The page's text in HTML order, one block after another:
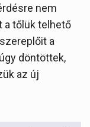
nem
a tőlük telhető
a
döntöttek,
az új